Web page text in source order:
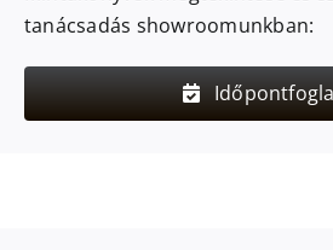
tanácsadás showroomunkban: